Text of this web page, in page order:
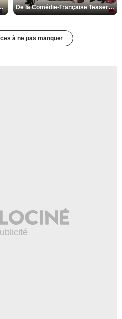
Bande-annonce VF De la Comédie-Française Teaser VF
à ne pas manquer